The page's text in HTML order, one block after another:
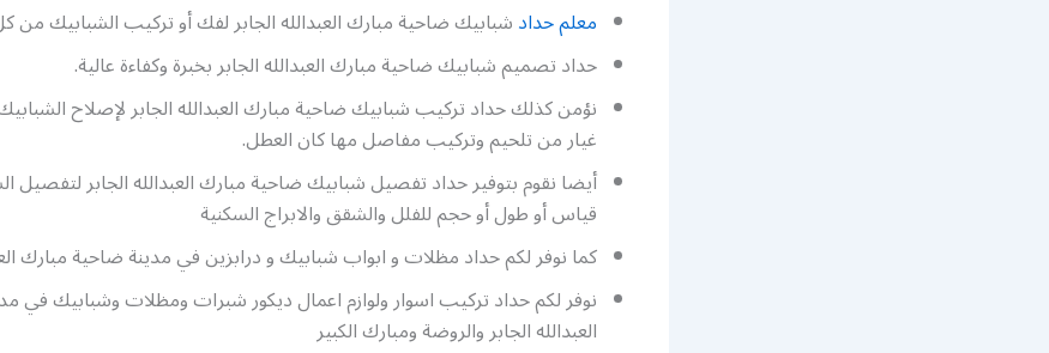
معلم حدادشبابيك ضاحية مبارك العبدالله الجابر لفك أو تركيب الشبابيك من
حداد تصميم شبابيك ضاحية مبارك العبدالله الجابر بخبرة وكفاءة عالية.
نؤمن كذلك حداد تركيب شبابيك ضاحية مبارك العبدالله الجابر لإصلاح
غيار من تلحيم وتركيب مفاصل مها كان العطل.
أيضا نقوم بتوفير حداد تفصيل شبابيك ضاحية مبارك العبدالله الجابر لتفصيل
قياس أو طول أو حجم للفلل والشقق والابراج السكنية
كما نوفر لكم حداد مظلات و ابواب شبابيك و درابزين في مدينة ضاحية مبارك
نوفر لكم حداد تركيب اسوار ولوازم اعمال ديكور شبرات ومظلات وشبابيك في
العبدالله الجابر والروضة ومبارك الكبير